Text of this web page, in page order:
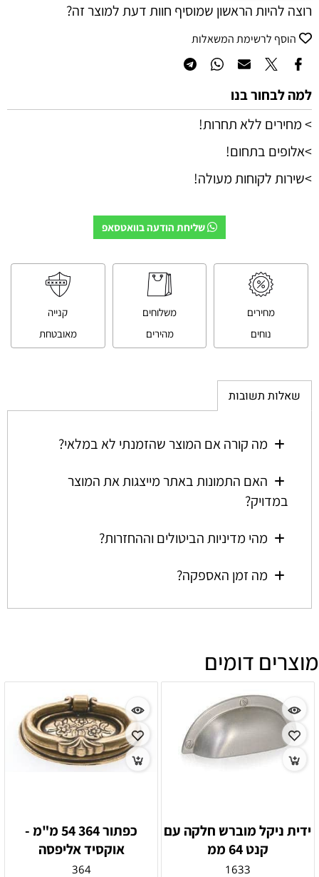
רוצה להיות הראשון שמוסיף חוות דעת למוצר זה?
הוסף לרשימת המשאלות
למה לבחור בנו
> מחירים ללא תחרות!
>אלופים בתחום!
>שירות לקוחות מעולה!
שליחת הודעה בוואטסאפ
מחירים
נוחים
משלוחים
מהירים
קנייה
מאובטחת
שאלות תשובות
מה קורה אם המוצר שהזמנתי לא במלאי?
האם התמונות באתר מייצגות את המוצר
במדויק?
מהי מדיניות הביטולים וההחזרות?
מה זמן האספקה?
מוצרים דומים
ידית ניקל מוברש חלקה עם
קנט 64 ממ
1633
כפתור 364 54 מ"מ -
אוקסיד אליפסה
364